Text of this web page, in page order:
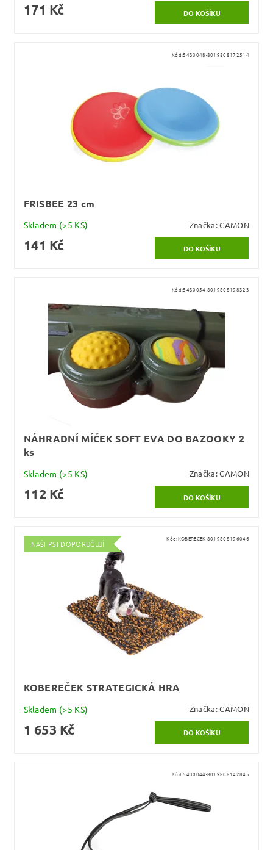
171 Kč
Kód:5430048-8019808172514
FRISBEE 23 cm
Skladem (>5 KS) Značka:CAMON
141 Kč
Kód:5430054-8019808198323
NÁHRADNÍ MÍČEK SOFT EVA DO BAZOOKY 2
ks
Skladem (>5 KS) Značka:CAMON
112 Kč
NAŠI PSI DOPORUČUJÍ
Kód:KOBERECEK-8019808196046
KOBEREČEK STRATEGICKÁ HRA
Skladem (>5 KS) Značka:CAMON
1 653 Kč
Kód:5430044-8019808142845